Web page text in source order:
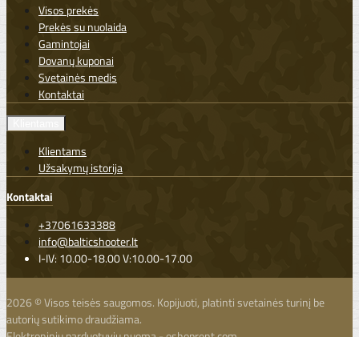
Visos prekės
Prekės su nuolaida
Gamintojai
Dovanų kuponai
Svetainės medis
Kontaktai
Klientams
Užsakymų istorija
Kontaktai
+37061633388
info@balticshooter.lt
I-IV: 10.00-18.00 V:10.00-17.00
2026 © Visos teisės saugomos. Kopijuoti, platinti svetainės turinį be
autorių sutikimo draudžiama.